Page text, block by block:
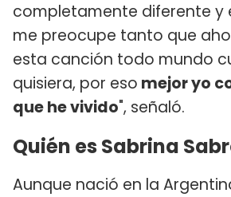
completamente diferente y
me preocupe tanto que
esta canción todo mundo
quisiera, por eso mejor yo
que he vivido", señaló.
Quién es Sabrina
Aunque nació en la